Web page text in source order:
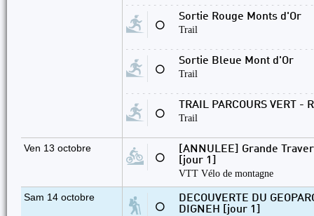
⚪
Sortie Rouge Monts d'Or
Trail
⚪
Sortie Bleue Mont d'Or
Trail
⚪
TRAIL PARCOURS VERT -
Trail
Ven 13 octobre
⚪
[ANNULEE] Grande
[jour 1]
VTT Vélo de montagne
Sam 14 octobre
⚪
DECOUVERTE DU
DIGNEH [jour 1]